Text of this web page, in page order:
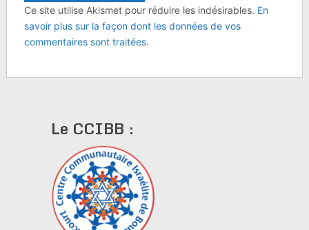
Ce site utilise Akismet pour réduire les indésirables. En
savoir plus sur la façon dont les données de vos
commentaires sont traitées.
Le CCIBB :